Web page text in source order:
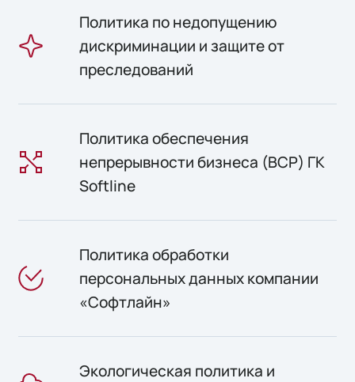
Политика по недопущению
дискриминации и защите от
преследований
Политика обеспечения
непрерывности бизнеса (BCP) ГК
Softline
Политика обработки
персональных данных компании
«Софтлайн»
Экологическая политика и